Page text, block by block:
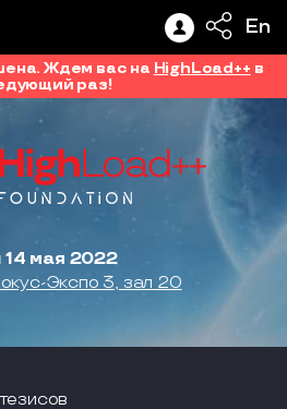
En
Ждем вас на HighLoad++ в
раз!
14 мая 2022
Экспо 3, зал 20